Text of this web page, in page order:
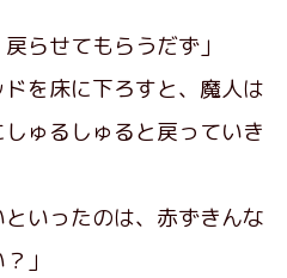
らせてもらうだず」
を床に下ろすと、魔人は
ゅるしゅると戻っていき
といったのは、赤ずきんな
」